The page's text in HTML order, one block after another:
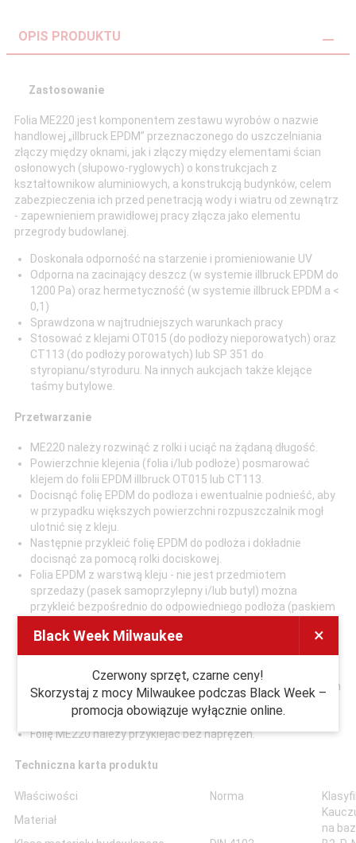
OPIS PRODUKTU
Zastosowanie
Folia ME220 jest komponentem zestawu wyrobów o nazwie
handlowej „illbruck EPDM” przeznaczonego do uszczelniania
złączy między oknami, jak i złączy między elementami ścian
osłonowych (słupowo-ryglowych) o konstrukcjach z
kształtownikow aluminiowych, a konstrukcją budynków, celem
zabezpieczenia ich przed penetracją wody i wiatru od zewnątrz
- zapewnieniem prawidłowej pracy złącza jako elementu
przegrody budowlanej.
Doskonała odporność na starzenie i promieniowanie UV
Odporna na zacinający deszcz (w systemie illbruck EPDM do
1200 Pa) oraz hermetyczność (w systemie illbruck EPDM a <
0,1)
Sprawdzona w najtrudniejszych warunkach pracy
Stosować z klejami OT015 (do podłoży nieporowatych) oraz
CT113 (do podłoży porowatych) lub SP 351 do
styropianu/styroduru. Na innych aukcjach także klejące
taśmy butylowe.
Przetwarzanie
ME220 należy rozwinąć z rolki i uciąć na żądaną długość.
Powierzchnie klejenia (folia i/lub podłoże) posmarować
klejem do folii EPDM illbruck OT015 lub CT113.
Docisnąć folię EPDM do podłoża i ewentualnie podnieść, aby
w przypadku większych powierzchni rozpuszczalnik mogł
ulotnić się z kleju.
Następnie przykleić folię EPDM do podłoża i dokładnie
docisnąć za pomocą rolki dociskowej.
Folia EPDM z warstwą kleju - nie jest przedmiotem
sprzedaży (pasek samoprzylepny i/lub butyl) można
przykleić bezpośrednio do odpowiedniego podłoża (paskiem
mur, gładź) i docisnąć wałkiem.
W przypadku kleju butylowego może być potrzebne
zagruntowanie podłoża za pomocą Primer ME901 lub Primer
w aerosolu ME902 (w przypadku klejow EPDM pod warunkiem
prawidłowego przygotowania gruntowanie nie jest
konieczne).
Folię ME220 należy przyklejać bez naprężeń.
Techniczna karta produktu
Właściwości Norma
Materiał
na
×
Black Week Milwaukee
Czerwony sprzęt, czarne ceny!
Skorzystaj z mocy Milwaukee podczas Black Week –
promocja obowiązuje wyłącznie online.